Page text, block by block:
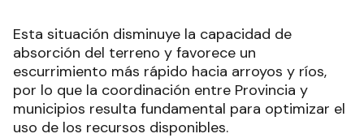
Esta situación disminuye la capacidad de
absorción del terreno y favorece un
escurrimiento más rápido hacia arroyos y ríos,
por lo que la coordinación entre Provincia y
municipios resulta fundamental para optimizar el
uso de los recursos disponibles.